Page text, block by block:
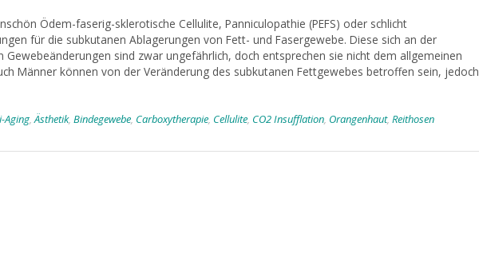
Ödem-faserig-sklerotische Cellulite, Panniculopathie (PEFS) oder schlicht
für die subkutanen Ablagerungen von Fett- und Faser­gewebe. Diese sich an der
Gewebeänderungen sind zwar ungefährlich, doch entsprechen sie nicht dem allgemeinen
Männer können von der Veränderung des subkutanen Fettgewebes betroffen sein, jedoch
Aging,Ästhetik, Bindegewebe, Carboxytherapie, Cellulite, CO2 Insufflation, Orangenhaut, Reithosen